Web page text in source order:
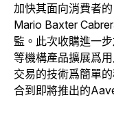
加快其面向消費者
Mario Baxter
監。此次收購進一
等機構產品擴展爲
交易的技術爲簡單
合到即將推出的